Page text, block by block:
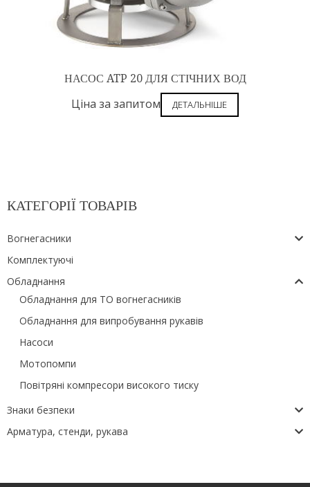
НАСОС ATP 20 ДЛЯ СТІЧНИХ ВОД
Ціна за запитом ДЕТАЛЬНІШЕ
КАТЕГОРІЇ ТОВАРІВ
Вогнегасники
Комплектуючі
Обладнання
Обладнання для ТО вогнегасників
Обладнання для випробування рукавів
Насоси
Мотопомпи
Повітряні компресори високого тиску
Знаки безпеки
Арматура, стенди, рукава